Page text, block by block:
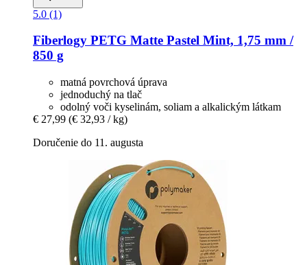
5.0 (1)
Fiberlogy PETG Matte Pastel Mint, 1,75 mm /
850 g
matná povrchová úprava
jednoduchý na tlač
odolný voči kyselinám, soliam a alkalickým látkam
€ 27,99 (€ 32,93 / kg)
Doručenie do 11. augusta